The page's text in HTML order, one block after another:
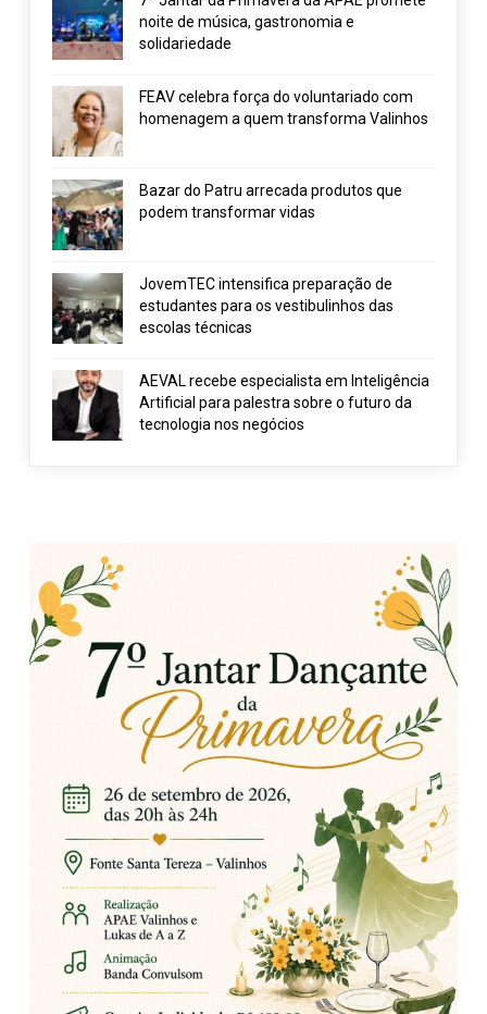
noite de música, gastronomia e
solidariedade
FEAV celebra força do voluntariado com
homenagem a quem transforma Valinhos
Bazar do Patru arrecada produtos que
podem transformar vidas
JovemTEC intensifica preparação de
estudantes para os vestibulinhos das
escolas técnicas
AEVAL recebe especialista em Inteligência
Artificial para palestra sobre o futuro da
tecnologia nos negócios